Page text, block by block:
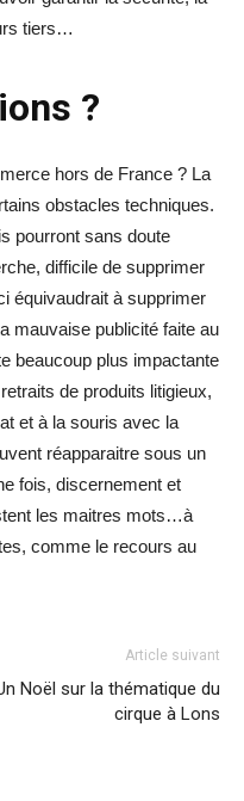
tiers…
?
hors de France ? La
obstacles techniques.
pourront sans doute
difficile de supprimer
équivaudrait à supprimer
mauvaise publicité faite au
beaucoup plus impactante
de produits litigieux,
et à la souris avec la
réapparaitre sous un
fois, discernement et
les maitres mots…à
comme le recours au
Article suivant
Noël sur la thématique du
cirque à Lons